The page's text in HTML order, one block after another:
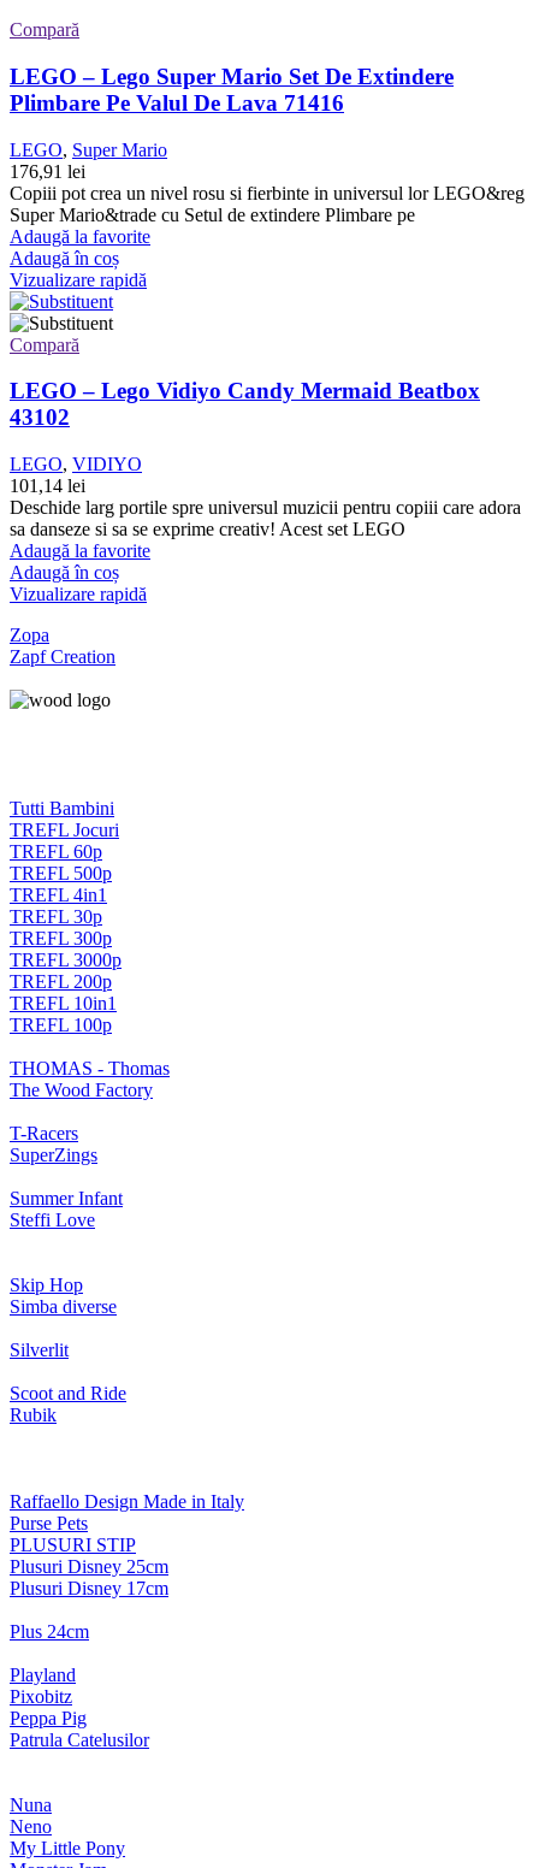
Compară
LEGO – Lego Super Mario Set De Extindere
Plimbare Pe Valul De Lava 71416
LEGO, Super Mario
176,91 lei
Copiii pot crea un nivel rosu si fierbinte in universul lor LEGO&reg
Super Mario&trade cu Setul de extindere Plimbare pe
Adaugă la favorite
Adaugă în coș
Vizualizare rapidă
Compară
LEGO – Lego Vidiyo Candy Mermaid Beatbox
43102
LEGO, VIDIYO
101,14 lei
Deschide larg portile spre universul muzicii pentru copiii care adora
sa danseze si sa se exprime creativ! Acest set LEGO
Adaugă la favorite
Adaugă în coș
Vizualizare rapidă
Zopa
Zapf Creation
Tutti Bambini
TREFL Jocuri
TREFL 60p
TREFL 500p
TREFL 4in1
TREFL 30p
TREFL 300p
TREFL 3000p
TREFL 200p
TREFL 10in1
TREFL 100p
THOMAS - Thomas
The Wood Factory
T-Racers
SuperZings
Summer Infant
Steffi Love
Skip Hop
Simba diverse
Silverlit
Scoot and Ride
Rubik
Raffaello Design Made in Italy
Purse Pets
PLUSURI STIP
Plusuri Disney 25cm
Plusuri Disney 17cm
Plus 24cm
Playland
Pixobitz
Peppa Pig
Patrula Catelusilor
Nuna
Neno
My Little Pony